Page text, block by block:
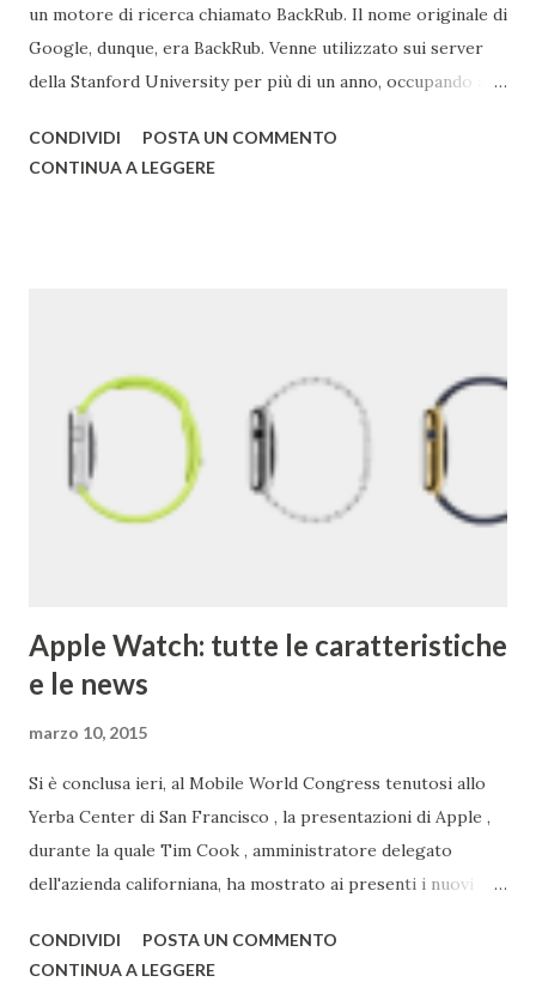
un motore di ricerca chiamato BackRub. Il nome originale di
Google, dunque, era BackRub. Venne utilizzato sui server
della Stanford University per più di un anno, occupando alla
all'università. Una pagina del fratello maggiore di Google è
pagina del primo Google è qui . 2) Google ha acquisito una
media di un'azienda a settimana dal 2010 . 3) Il primo
Doodle fu dedicato al festival Burning Man nel 1998. Brin e
Page lo usarono per avvertire gli utenti che per quel
weekend non erano in ufficio. 4) Il primo chef assunto ...
CONDIVIDI
POSTA UN COMMENTO
CONTINUA A LEGGERE
Apple Watch: tutte le caratteristiche
e le news
marzo 10, 2015
Si è conclusa ieri, al Mobile World Congress tenutosi allo
Yerba Center di San Francisco , la presentazioni di Apple ,
durante la quale Tim Cook , amministratore delegato
dell'azienda californiana, ha mostrato ai presenti i nuovi
Watch , smartwatch disponibile in 3 versioni (Watch, Sport,
CONDIVIDI
POSTA UN COMMENTO
CONTINUA A LEGGERE